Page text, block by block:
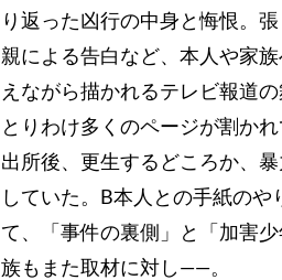
り返った凶行の中身と悔恨。
親による告白など、本人や家
えながら描かれるテレビ報道
とりわけ多くのページが割か
出所後、更生するどころか、
していた。B本人との手紙の
て、「事件の裏側」と「加害
族もまた取材に対し――。